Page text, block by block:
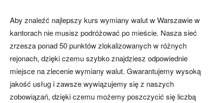
Aby znaleźć najlepszy kurs wymiany walut w Warszawie w
kantorach nie musisz podróżować po mieście. Nasza sieć
zrzesza ponad 50 punktów zlokalizowanych w różnych
rejonach, dzięki czemu szybko znajdziesz odpowiednie
miejsce na zlecenie wymiany walut. Gwarantujemy wysoką
jakość usług i zawsze wywiązujemy się z naszych
zobowiązań, dzięki czemu możemy poszczycić się liczbą